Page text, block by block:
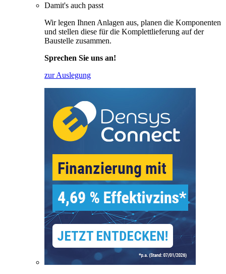
Damit's auch passt
Wir legen Ihnen Anlagen aus, planen die Komponenten
und stellen diese für die Komplettlieferung auf der
Baustelle zusammen.
Sprechen Sie uns an!
zur Auslegung